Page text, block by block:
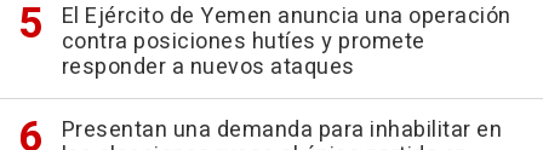
El Ejército de Yemen anuncia una operación
contra posiciones hutíes y promete
responder a nuevos ataques
Presentan una demanda para inhabilitar en